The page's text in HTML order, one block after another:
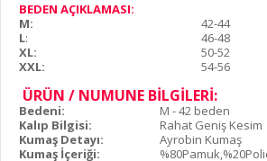
BEDEN AÇIKLAMASI:
M:
42-44
L:
46-48
XL:
50-52
XXL:
54-56
ÜRÜN / NUMUNE BİLGİLERİ:
Bedeni:
M - 42 beden
Kalıp Bilgisi:
Rahat Geniş Kesim
Kumaş Detayı:
Ayrobin Kumaş
Kumaş İçeriği: